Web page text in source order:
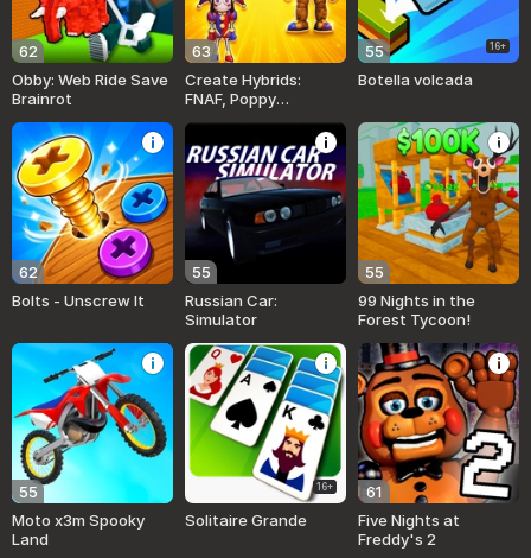
62
Obby: Web Ride Save
Brainrot
63
Create Hybrids:
FNAF, Poppy
55 16+
Botella volcada
62
Bolts - Unscrew It
55
Russian Car:
Simulator
55
99 Nights in the
Forest Tycoon!
55
Moto x3m Spooky
Land
16+
Solitaire Grande
61
Five Nights at
Freddy's 2